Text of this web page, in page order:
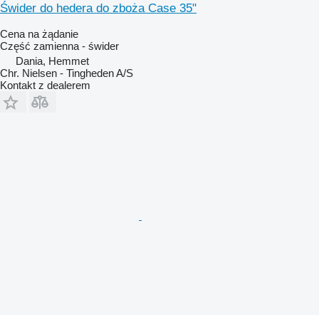
Świder do hedera do zboża Case 35"
Cena na żądanie
Część zamienna - świder
Dania, Hemmet
Chr. Nielsen - Tingheden A/S
Kontakt z dealerem